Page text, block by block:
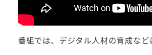
番組では、デジタル人材の育成など